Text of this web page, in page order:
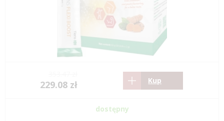
229.08 zł Kup
dostępny